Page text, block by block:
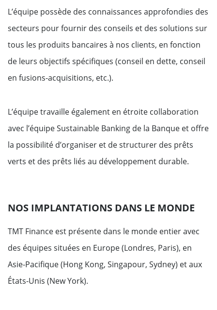
L’équipe possède des connaissances approfondies des
secteurs pour fournir des conseils et des solutions sur
tous les produits bancaires à nos clients, en fonction
de leurs objectifs spécifiques (conseil en dette, conseil
en fusions-acquisitions, etc.).
L’équipe travaille également en étroite collaboration
avec l’équipe Sustainable Banking de la Banque et offre
la possibilité d’organiser et de structurer des prêts
verts et des prêts liés au développement durable.
NOS IMPLANTATIONS DANS LE MONDE
TMT Finance est présente dans le monde entier avec
des équipes situées en Europe (Londres, Paris), en
Asie-Pacifique (Hong Kong, Singapour, Sydney) et aux
États-Unis (New York).